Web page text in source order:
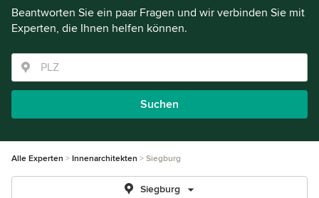
Beantworten Sie ein paar Fragen und wir verbinden Sie mit
Experten, die Ihnen helfen können.
Suchen
Alle Experten Innenarchitekten Siegburg
Siegburg